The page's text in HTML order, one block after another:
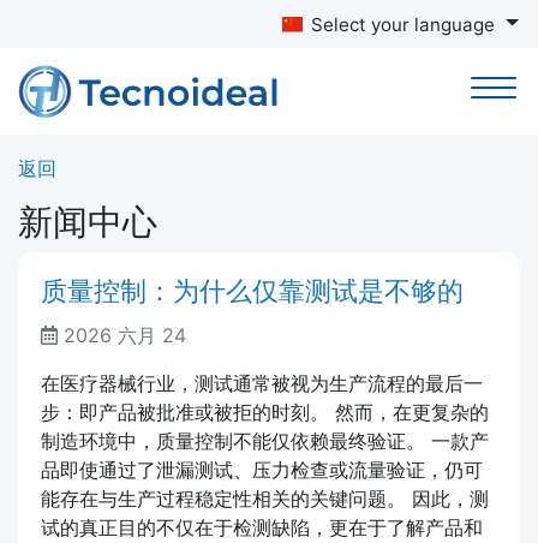
Select your language
返回
新闻中心
质量控制：为什么仅靠测试是不够的
2026 六月 24
在医疗器械行业，测试通常被视为生产流程的最后一
步：即产品被批准或被拒的时刻。 然而，在更复杂的
制造环境中，质量控制不能仅依赖最终验证。 一款产
品即使通过了泄漏测试、压力检查或流量验证，仍可
能存在与生产过程稳定性相关的关键问题。 因此，测
试的真正目的不仅在于检测缺陷，更在于了解产品和